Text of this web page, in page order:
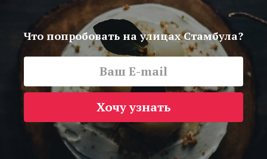
Что попробовать на улицах Стамбула?
Хочу узнать